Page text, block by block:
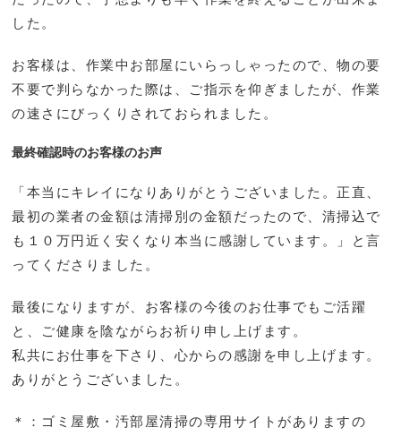
した。
お客様は、作業中お部屋にいらっしゃったので、物の要
不要で判らなかった際は、ご指示を仰ぎましたが、作業
の速さにびっくりされておられました。
最終確認時のお客様のお声
「本当にキレイになりありがとうございました。正直、
最初の業者の金額は清掃別の金額だったので、清掃込で
も１０万円近く安くなり本当に感謝しています。」と言
ってくださりました。
最後になりますが、お客様の今後のお仕事でもご活躍
と、ご健康を陰ながらお祈り申し上げます。
私共にお仕事を下さり、心からの感謝を申し上げます。
ありがとうございました。
＊：ゴミ屋敷・汚部屋清掃の専用サイトがありますの